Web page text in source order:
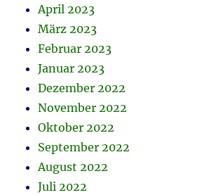
April 2023
März 2023
Februar 2023
Januar 2023
Dezember 2022
November 2022
Oktober 2022
September 2022
August 2022
Juli 2022